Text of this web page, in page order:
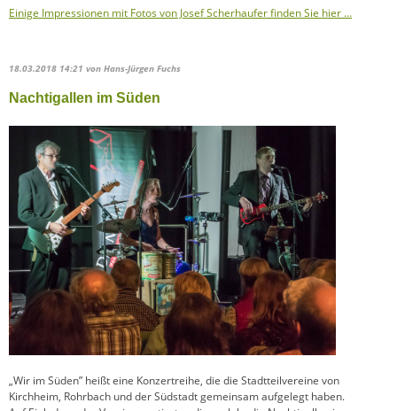
Einige Impressionen mit Fotos von Josef Scherhaufer finden Sie hier …
18.03.2018 14:21 von Hans-Jürgen Fuchs
Nachtigallen im Süden
„Wir im Süden” heißt eine Konzertreihe, die die Stadtteilvereine von
Kirchheim, Rohrbach und der Südstadt gemeinsam aufgelegt haben.